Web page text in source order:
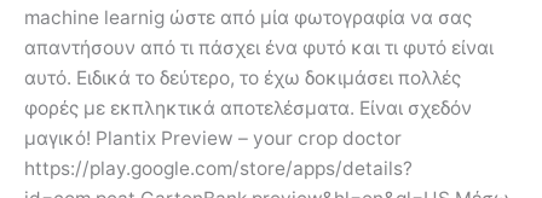
machine learnig ώστε από μία φωτογραφία να σας
απαντήσουν από τι πάσχει ένα φυτό και τι φυτό είναι
αυτό. Ειδικά το δεύτερο, το έχω δοκιμάσει πολλές
φορές με εκπληκτικά αποτελέσματα. Είναι σχεδόν
μαγικό! Plantix Preview – your crop doctor
https://play.google.com/store/apps/details?